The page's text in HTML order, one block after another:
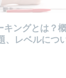
キングとは？
、レベルにつ